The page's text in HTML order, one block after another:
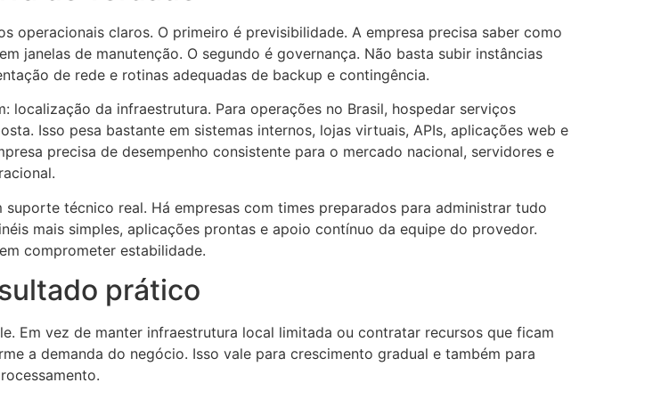
operacionais claros. O primeiro é previsibilidade. A empresa precisa saber como
janelas de manutenção. O segundo é governança. Não basta subir instâncias
de rede e rotinas adequadas de backup e contingência.
da infraestrutura. Para operações no Brasil, hospedar serviços
Isso pesa bastante em sistemas internos, lojas virtuais, APIs, aplicações web e
precisa de desempenho consistente para o mercado nacional, servidores e
técnico real. Há empresas com times preparados para administrar tudo
mais simples, aplicações prontas e apoio contínuo da equipe do provedor.
comprometer estabilidade.
prático
Em vez de manter infraestrutura local limitada ou contratar recursos que ficam
a demanda do negócio. Isso vale para crescimento gradual e também para